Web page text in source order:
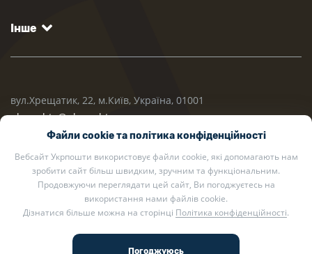
Інше
вул.Хрещатик, 22, м.Київ, Україна, 01001
ukrposhta@ukrposhta.ua
2002 — 2026 Укрпошта. Всі права захищено.
Файли cookie та політика конфіденційності
Вебсайт Укрпошти використовує файли cookie, які допомагають нам
зробити сайт більш швидким, зручним та функціональним.
Продовжуючи переглядати цей сайт, Ви погоджуєтесь на
використання нами файлів cookie.
Дізнатися більше можна на сторінці Політика конфіденційності.